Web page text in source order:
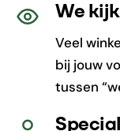
We
Veel
bij jouw
tussen